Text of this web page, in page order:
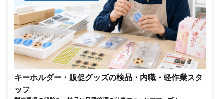
キーホルダー・販促グッズの検品・内職・軽作業スタ
ッフ